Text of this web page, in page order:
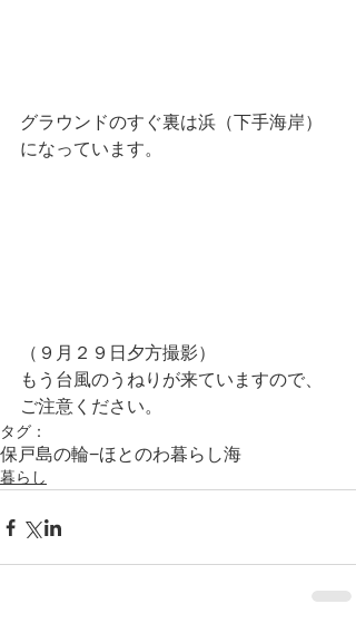
グラウンドのすぐ裏は浜（下手海岸）
になっています。
（９月２９日夕方撮影）
もう台風のうねりが来ていますので、
ご注意ください。
タグ：
保戸島の輪−ほとのわ暮らし海
暮らし